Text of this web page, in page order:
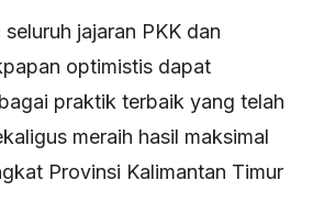
jajaran PKK dan
optimistis dapat
praktik terbaik yang telah
meraih hasil maksimal
Provinsi Kalimantan Timur